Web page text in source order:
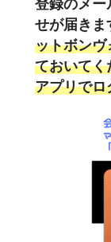
登録のメー
せが届きま
ットボンヴ
ておいてく
アプリでロ